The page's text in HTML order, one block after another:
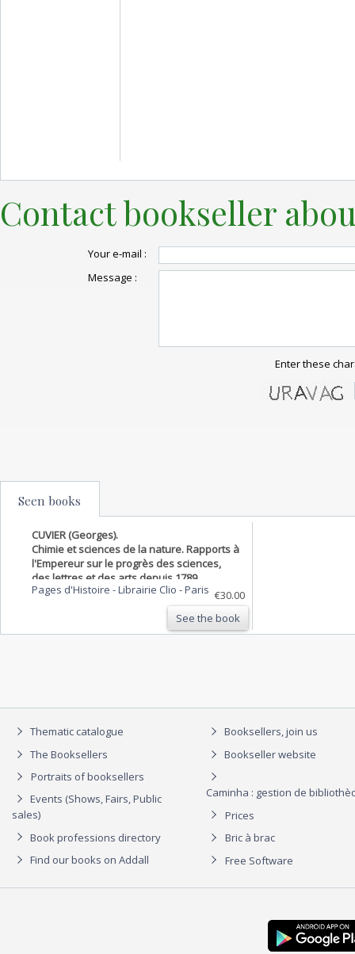
Contact bookseller
Your e-mail :
Message :
Enter these
Seen books
CUVIER (Georges).
Chimie et sciences de la nature. Rapports à
l'Empereur sur le progrès des sciences,
des lettres et des arts depuis 1789.
Pages d'Histoire - Librairie Clio -Paris €30.00
See the book
Thematic catalogue
The Booksellers
Portraits of booksellers
Events (Shows, Fairs, Public
sales)
Book professions directory
Find our books on Addall
Booksellers, join us
Bookseller website
Caminha : gestion de
Prices
Bric à brac
Free Software